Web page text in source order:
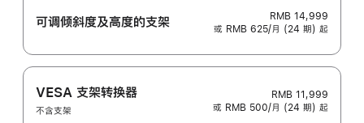
可调倾斜度及高‍度的支‍架
RMB 14,999
或 RMB 625/月 (24 期) 起
VESA 支架转换器
不含支架
RMB 11,999
或 RMB 500/月 (24 期) 起